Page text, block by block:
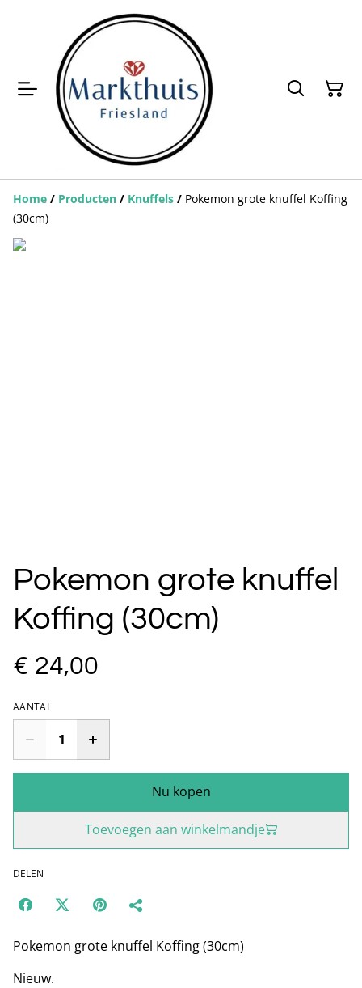
Home / Producten / Knuffels / Pokemon grote knuffel Koffing
(30cm)
Pokemon grote knuffel
Koffing (30cm)
€ 24,00
AANTAL
Nu kopen
Toevoegen aan winkelmandje
DELEN
Pokemon grote knuffel Koffing (30cm)
Nieuw.